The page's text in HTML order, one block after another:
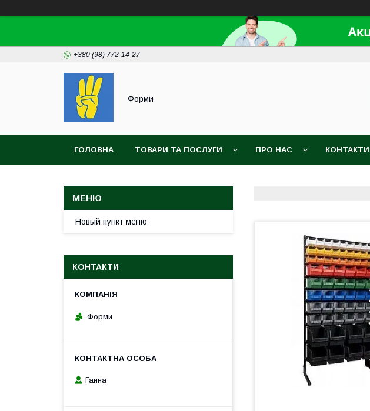
+380 (98) 772-14-27
Форми
ГОЛОВНА ТОВАРИ ТА ПОСЛУГИ ПРО НАС КОНТАКТИ
Новый пункт меню
КОНТАКТИ
Форми
Ганна